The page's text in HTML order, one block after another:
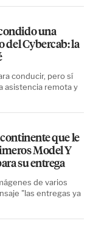
una
del Cybercab: la
conducir, pero sí
asistencia remota y
que le
Model Y
su entrega
de varios
"las entregas ya